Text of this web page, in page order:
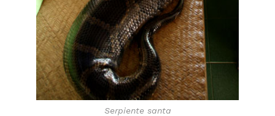
Serpiente santa